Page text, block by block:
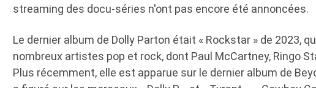
streaming des docu-séries n'ont pas encore été annoncées.
Le dernier album de Dolly Parton était « Rockstar » de 2023,
nombreux artistes pop et rock, dont Paul McCartney, Ringo
Plus récemment, elle est apparue sur le dernier album de